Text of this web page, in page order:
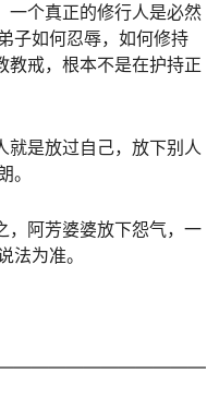
一个真正的修行人是必然
子如何忍辱，如何修持
教戒，根本不是在护持正
就是放过自己，放下别人
，阿芳婆婆放下怨气，一
为准。